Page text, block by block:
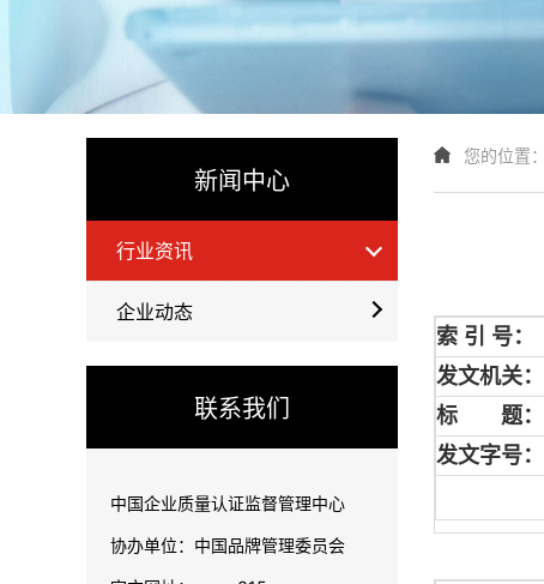
新闻中心
行业资讯
企业动态
联系我们
中国企业质量认证监督管理中心
协办单位：中国品牌管理委员会
您的位置：
索 引 号：
发文机关：
标 题：
发文字号：